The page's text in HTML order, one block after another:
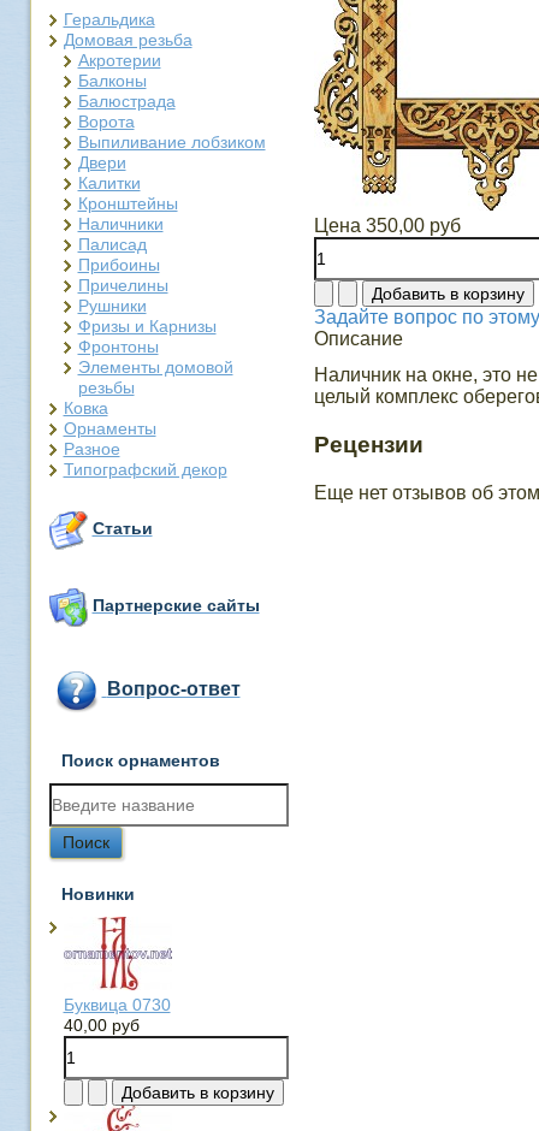
Геральдика
Домовая резьба
Акротерии
Балконы
Балюстрада
Ворота
Выпиливание лобзиком
Двери
Калитки
Кронштейны
Наличники
Палисад
Прибоины
Причелины
Рушники
Фризы и Карнизы
Фронтоны
Элементы домовой
резьбы
Ковка
Орнаменты
Разное
Типографский декор
Статьи
Партнерские сайты
Вопрос-ответ
Поиск орнаментов
Новинки
Буквица 0730
40,00 руб
Цена 350,00 руб
Задайте вопрос по
Описание
Наличник на окне, это
целый комплекс
Рецензии
Еще нет отзывов об